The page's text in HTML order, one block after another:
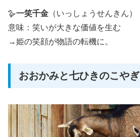
🪿一笑千金 （いっしょうせんきん）
意味：笑いが大きな価値を生む
→姫の笑顔が物語の転機に。
おおかみと七ひきのこやぎ